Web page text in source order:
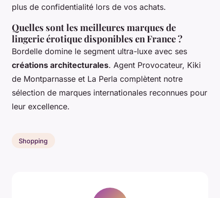
plus de confidentialité lors de vos achats.
Quelles sont les meilleures marques de
lingerie érotique disponibles en France ?
Bordelle domine le segment ultra-luxe avec ses
créations architecturales. Agent Provocateur, Kiki
de Montparnasse et La Perla complètent notre
sélection de marques internationales reconnues pour
leur excellence.
Shopping